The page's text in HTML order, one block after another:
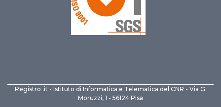
Registro .it - Istituto di Informatica e Telematica del CNR - Via G.
Moruzzi, 1 - 56124 Pisa